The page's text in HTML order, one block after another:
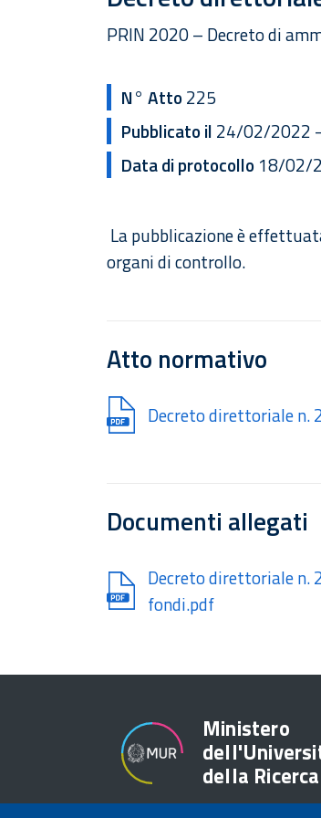
PRIN 2020 – Decreto di
N° Atto 225
Pubblicato il 24/02/2022
Data di protocollo 18/02/
La pubblicazione è
organi di controllo.
Atto normativo
Document
Decreto direttoriale
Documenti allegati
Document
Decreto direttoriale n.
fondi.pdf
Ministero
della Ricerca